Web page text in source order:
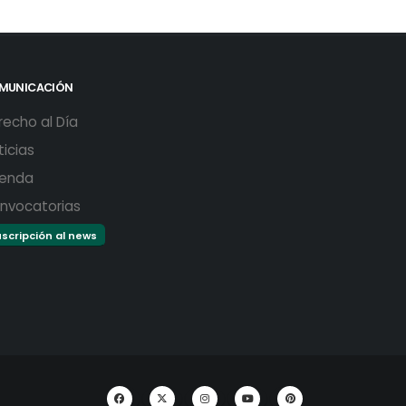
al Día
al news